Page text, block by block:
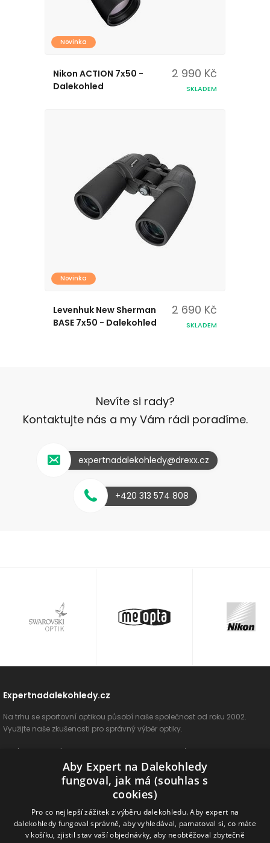
Novinka
Nikon ACTION 7x50 -
Dalekohled
2 990 Kč
SKLADEM
Novinka
Levenhuk New Sherman
BASE 7x50 - Dalekohled
2 690 Kč
SKLADEM
Nevíte si rady?
Kontaktujte nás a my Vám rádi poradíme.
expertnadalekohledy@drexx.cz
+420 313 574 808
Expertnadalekohledy.cz
Na trhu se sportovní optikou působí naše společnost od roku 2002.
Využijte naše zkušenosti pro správný výběr optiky.
O nás Vše o nákupu Poradenství
Ochrana osobních údajů ODSTOUPIT OD SMLOUVY
Dalekohledy Spektivy Dálkoměry Příslušenství Naše značky
Aby Expert na Dalekohledy
fungoval, jak má (souhlas s
cookies)
Pro co nejlepší zážitek z výběru dalekohledu. Aby expert na
dalekohledy fungoval správně, aby vyhledával, pamatoval si, co máte
v košíku, zjistil stav vaší objednávky, aby neobtěžoval zbytečně